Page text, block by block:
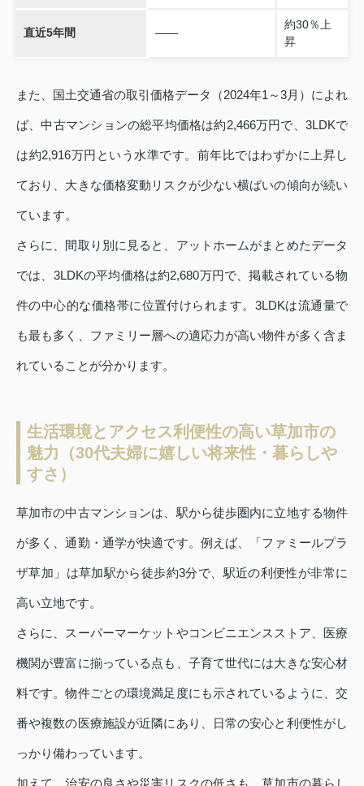
直近5年間 ――
約30％上
昇
また、国土交通省の取引価格データ（2024年1～3月）によれ
ば、中古マンションの総平均価格は約2,466万円で、3LDKで
は約2,916万円という水準です。前年比ではわずかに上昇し
ており、大きな価格変動リスクが少ない横ばいの傾向が続い
ています。
さらに、間取り別に見ると、アットホームがまとめたデータ
では、3LDKの平均価格は約2,680万円で、掲載されている物
件の中心的な価格帯に位置付けられます。3LDKは流通量で
も最も多く、ファミリー層への適応力が高い物件が多く含ま
れていることが分かります。
生活環境とアクセス利便性の高い草加市の
魅力（30代夫婦に嬉しい将来性・暮らしや
すさ）
草加市の中古マンションは、駅から徒歩圏内に立地する物件
が多く、通勤・通学が快適です。例えば、「ファミールプラ
ザ草加」は草加駅から徒歩約3分で、駅近の利便性が非常に
高い立地です。
さらに、スーパーマーケットやコンビニエンスストア、医療
機関が豊富に揃っている点も、子育て世代には大きな安心材
料です。物件ごとの環境満足度にも示されているように、交
番や複数の医療施設が近隣にあり、日常の安心と利便性がし
っかり備わっています。